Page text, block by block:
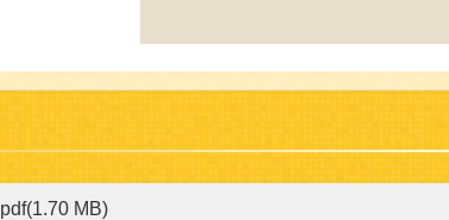
pdf(1.70 MB)